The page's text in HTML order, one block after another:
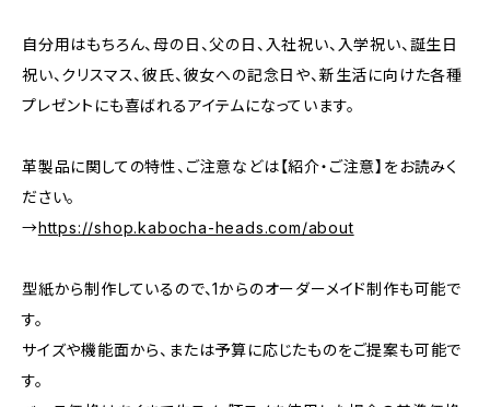
自分用はもちろん、母の日、父の日、入社祝い、入学祝い、誕生日
祝い、クリスマス、彼氏、彼女への記念日や、新生活に向けた各種
プレゼントにも喜ばれるアイテムになっています。
革製品に関しての特性、ご注意などは【紹介・ご注意】をお読みく
ださい。
→https://shop.kabocha-heads.com/about
型紙から制作しているので、1からのオーダーメイド制作も可能で
す。
サイズや機能面から、または予算に応じたものをご提案も可能で
す。